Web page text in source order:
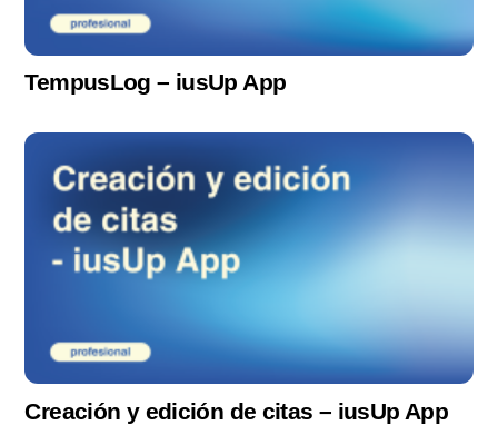
TempusLog – iusUp App
Creación y edición de citas – iusUp App